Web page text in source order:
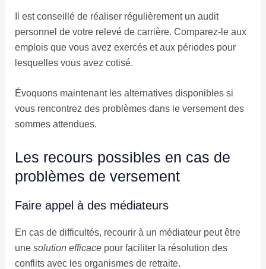
Il est conseillé de réaliser régulièrement un audit
personnel de votre relevé de carrière. Comparez-le aux
emplois que vous avez exercés et aux périodes pour
lesquelles vous avez cotisé.
Évoquons maintenant les alternatives disponibles si
vous rencontrez des problèmes dans le versement des
sommes attendues.
Les recours possibles en cas de
problèmes de versement
Faire appel à des médiateurs
En cas de difficultés, recourir à un médiateur peut être
une solution efficacepour faciliter la résolution des
conflits avec les organismes de retraite.